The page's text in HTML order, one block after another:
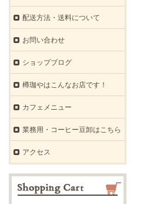
配送方法・送料について
お問い合わせ
ショップブログ
樽珈やはこんなお店です！
カフェメニュー
業務用・コーヒー豆卸はこちら
アクセス